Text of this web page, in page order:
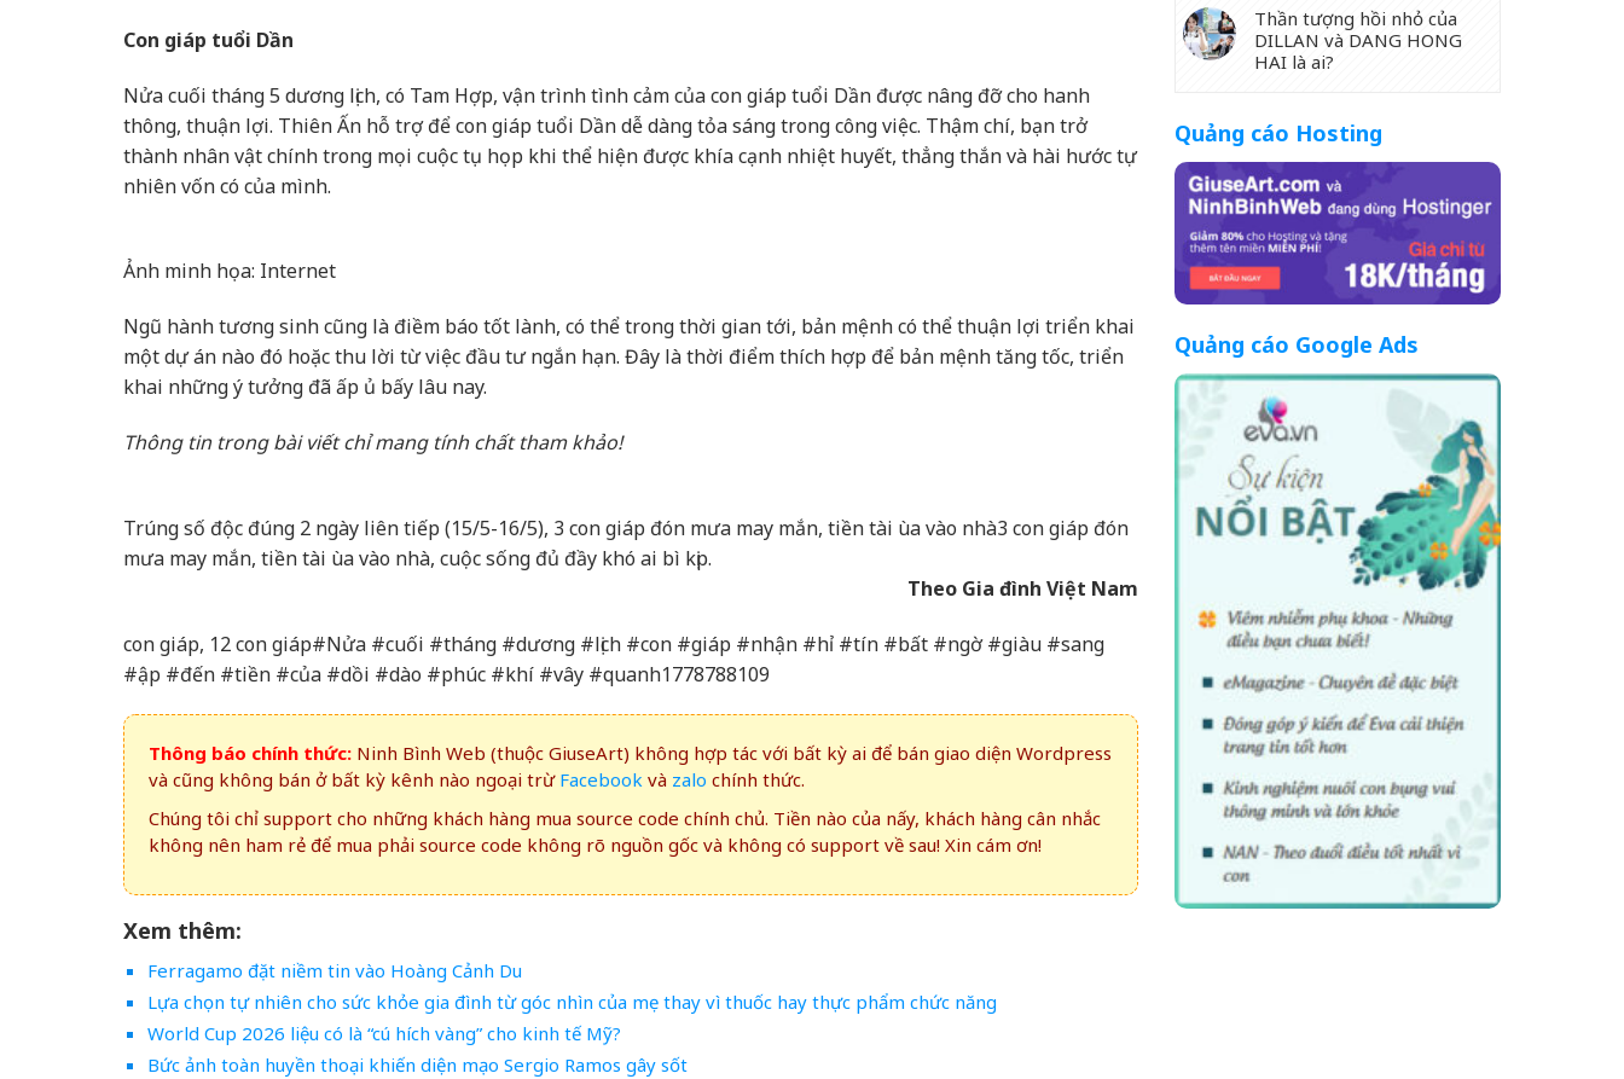
Con giáp tuổi Dần
Nửa cuối tháng 5 dương lịch, có Tam Hợp, vận trình tình cảm của con giáp tuổi Dần được nâng đỡ cho hanh
thông, thuận lợi. Thiên Ấn hỗ trợ để con giáp tuổi Dần dễ dàng tỏa sáng trong công việc. Thậm chí, bạn trở
thành nhân vật chính trong mọi cuộc tụ họp khi thể hiện được khía cạnh nhiệt huyết, thẳng thắn và hài hước tự
nhiên vốn có của mình.
Ảnh minh họa: Internet
Ngũ hành tương sinh cũng là điềm báo tốt lành, có thể trong thời gian tới, bản mệnh có thể thuận lợi triển khai
một dự án nào đó hoặc thu lời từ việc đầu tư ngắn hạn. Đây là thời điểm thích hợp để bản mệnh tăng tốc, triển
khai những ý tưởng đã ấp ủ bấy lâu nay.
Thông tin trong bài viết chỉ mang tính chất tham khảo!
Trúng số độc đúng 2 ngày liên tiếp (15/5-16/5), 3 con giáp đón mưa may mắn, tiền tài ùa vào nhà3 con giáp đón
mưa may mắn, tiền tài ùa vào nhà, cuộc sống đủ đầy khó ai bì kịp.
Theo Gia đình Việt Nam
con giáp, 12 con giáp#Nửa #cuối #tháng #dương #lịch #con #giáp #nhận #hỉ #tín #bất #ngờ #giàu #sang
#ập #đến #tiền #của #dồi #dào #phúc #khí #vây #quanh1778788109
Thông báo chính thức: Ninh Bình Web (thuộc GiuseArt) không hợp tác với bất kỳ ai để bán giao diện Wordpress
và cũng không bán ở bất kỳ kênh nào ngoại trừ Facebook và zalo chính thức.
Chúng tôi chỉ support cho những khách hàng mua source code chính chủ. Tiền nào của nấy, khách hàng cân nhắc
không nên ham rẻ để mua phải source code không rõ nguồn gốc và không có support về sau! Xin cám ơn!
Xem thêm:
Ferragamo đặt niềm tin vào Hoàng Cảnh Du
Lựa chọn tự nhiên cho sức khỏe gia đình từ góc nhìn của mẹ thay vì thuốc hay thực phẩm chức năng
World Cup 2026 liệu có là “cú hích vàng” cho kinh tế Mỹ?
Bức ảnh toàn huyền thoại khiến diện mạo Sergio Ramos gây sốt
Thần tượng hồi nhỏ của
DILLAN và DANG HONG
HAI là ai?
Quảng cáo Hosting
Quảng cáo Google Ads